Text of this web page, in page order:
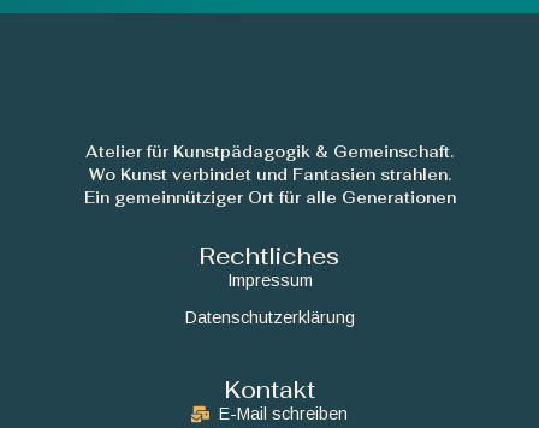
Atelier für Kunstpädagogik & Gemeinschaft.
Wo Kunst verbindet und Fantasien strahlen.
Ein gemeinnütziger Ort für alle Generationen
Rechtliches
Impressum
Datenschutzerklärung
Kontakt
E-Mail schreiben